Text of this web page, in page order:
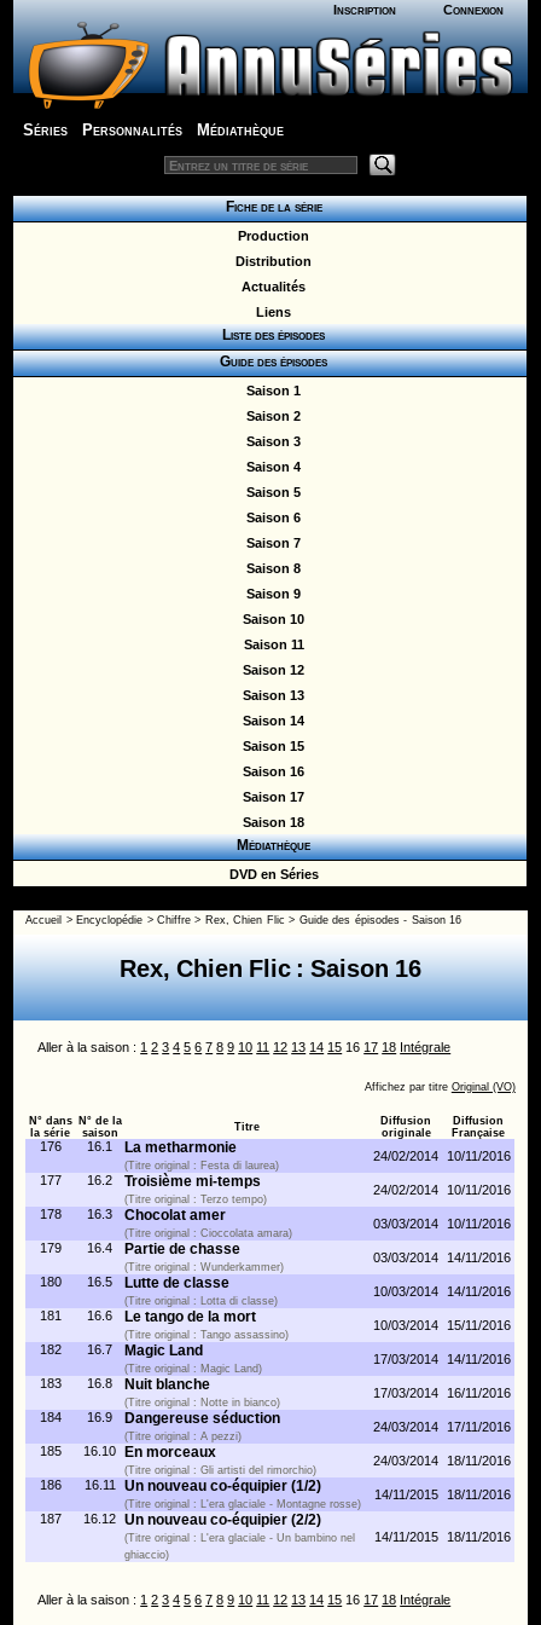
Inscription Connexion
Séries Personnalités Médiathèque
Fiche de la série
Production
Distribution
Actualités
Liens
Liste des épisodes
Guide des épisodes
Saison 1
Saison 2
Saison 3
Saison 4
Saison 5
Saison 6
Saison 7
Saison 8
Saison 9
Saison 10
Saison 11
Saison 12
Saison 13
Saison 14
Saison 15
Saison 16
Saison 17
Saison 18
Médiathèque
DVD en Séries
Accueil > Encyclopédie >Chiffre > Rex, Chien Flic > Guide des épisodes - Saison 16
Rex, Chien Flic : Saison 16
Aller à la saison : 1 2 3 4 5 6 7 8 9 10 11 12 13 14 15 16 17 18 Intégrale
Affichez par titre Original (VO)
N° dans
la série
N° de la
saison
Titre
Diffusion
originale
Diffusion
Française
176 16.1 La metharmonie
(Titre original : Festa di laurea)
24/02/2014
10/11/2016
177
16.2 Troisième mi-temps
(Titre original : Terzo tempo)
24/02/2014
10/11/2016
178
16.3 Chocolat amer
(Titre original : Cioccolata amara)
03/03/2014
10/11/2016
179
16.4 Partie de chasse
(Titre original : Wunderkammer)
03/03/2014
14/11/2016
180
16.5 Lutte de classe
(Titre original : Lotta di classe)
10/03/2014
14/11/2016
181
16.6 Le tango de la mort
(Titre original : Tango assassino)
10/03/2014
15/11/2016
182
16.7 Magic Land
(Titre original : Magic Land)
17/03/2014
14/11/2016
183
16.8 Nuit blanche
(Titre original : Notte in bianco)
17/03/2014
16/11/2016
184
16.9 Dangereuse séduction
(Titre original : A pezzi)
24/03/2014
17/11/2016
185
16.10 En morceaux
(Titre original : Gli artisti del rimorchio)
24/03/2014
18/11/2016
186
16.11 Un nouveau co-équipier (1/2)
(Titre original : L'era glaciale - Montagne rosse)
14/11/2015
18/11/2016
187
16.12 Un nouveau co-équipier (2/2)
(Titre original : L'era glaciale - Un bambino nel
ghiaccio)
14/11/2015 18/11/2016
Aller à la saison : 1 2 3 4 5 6 7 8 9 10 11 12 13 14 15 16 17 18 Intégrale